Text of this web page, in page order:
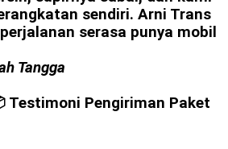
sendiri. Arni Trans
serasa punya mobil
Tangga
Testimoni Pengiriman Paket